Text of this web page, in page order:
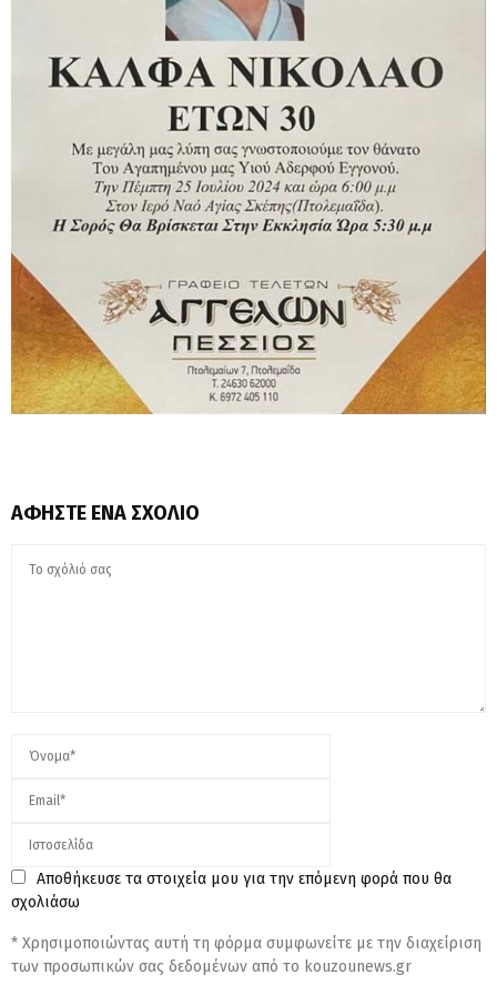
ΑΦΉΣΤΕ ΈΝΑ ΣΧΌΛΙΟ
Αποθήκευσε τα στοιχεία μου για την επόμενη φορά που θα
σχολιάσω
* Χρησιμοποιώντας αυτή τη φόρμα συμφωνείτε με την διαχείριση
των προσωπικών σας δεδομένων από το kouzounews.gr